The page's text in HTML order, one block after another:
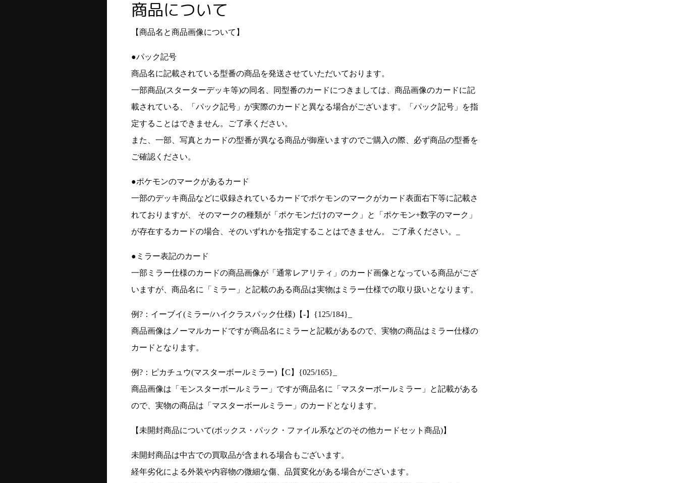
商品について
【商品名と商品画像について】
●パック記号
商品名に記載されている型番の商品を発送させていただいております。
一部商品(スターターデッキ等)の同名、同型番のカードにつきましては、商品画像のカードに記
載されている、「パック記号」が実際のカードと異なる場合がございます。「パック記号」を指
定することはできません。ご了承ください。
また、一部、写真とカードの型番が異なる商品が御座いますのでご購入の際、必ず商品の型番を
ご確認ください。
●ポケモンのマークがあるカード
一部のデッキ商品などに収録されているカードでポケモンのマークがカード表面右下等に記載さ
れておりますが、 そのマークの種類が「ポケモンだけのマーク」と「ポケモン+数字のマーク」
が存在するカードの場合、そのいずれかを指定することはできません。 ご了承ください。_
●ミラー表記のカード
一部ミラー仕様のカードの商品画像が「通常レアリティ」のカード画像となっている商品がござ
いますが、商品名に「ミラー」と記載のある商品は実物はミラー仕様での取り扱いとなります。
例?：イーブイ(ミラー/ハイクラスパック仕様)【-】{125/184}_
商品画像はノーマルカードですが商品名にミラーと記載があるので、実物の商品はミラー仕様の
カードとなります。
例?：ピカチュウ(マスターボールミラー)【C】{025/165}_
商品画像は「モンスターボールミラー」ですが商品名に「マスターボールミラー」と記載がある
ので、実物の商品は「マスターボールミラー」のカードとなります。
【未開封商品について(ボックス・パック・ファイル系などのその他カードセット商品)】
未開封商品は中古での買取品が含まれる場合もございます。
経年劣化による外装や内容物の微細な傷、品質変化がある場合がございます。